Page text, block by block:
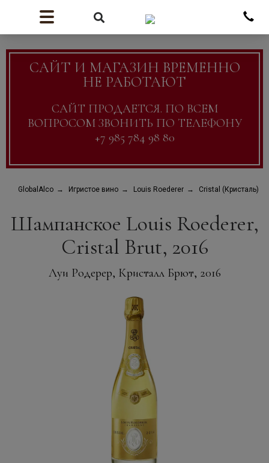
САЙТ И МАГАЗИН ВРЕМЕННО
НЕ РАБОТАЮТ
САЙТ ПРОДАЕТСЯ. ПО ВСЕМ
ВОПРОСОМ ЗВОНИТЬ ПО ТЕЛЕФОНУ
+7 985 784 98 80
GlobalAlco Игристое вино Louis Roederer Cristal (Кристаль)
Шампанское Louis Roederer,
Cristal Brut, 2016
Луи Родерер, Кристалл Брют, 2016